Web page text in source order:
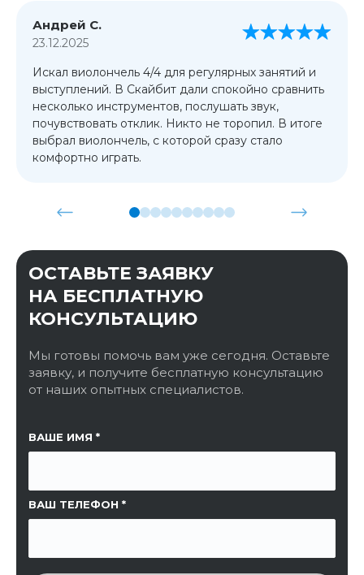
Андрей С.
23.12.2025
Искал виолончель 4/4 для регулярных занятий и
выступлений. В Скайбит дали спокойно сравнить
несколько инструментов, послушать звук,
почувствовать отклик. Никто не торопил. В итоге
выбрал виолончель, с которой сразу стало
комфортно играть.
ОСТАВЬТЕ ЗАЯВКУ
НА БЕСПЛАТНУЮ
КОНСУЛЬТАЦИЮ
Мы готовы помочь вам уже сегодня. Оставьте
заявку, и получите бесплатную консультацию
от наших опытных специалистов.
ВАШЕ ИМЯ
ВАШ ТЕЛЕФОН
ССЫЛКА НА СТРАНИЦУ